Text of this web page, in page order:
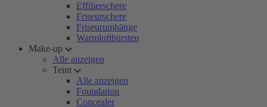
Effilierschere
Friseurschere
Friseurumhänge
Warmluftbürsten
Make-up
Alle anzeigen
Teint
Alle anzeigen
Foundation
Concealer